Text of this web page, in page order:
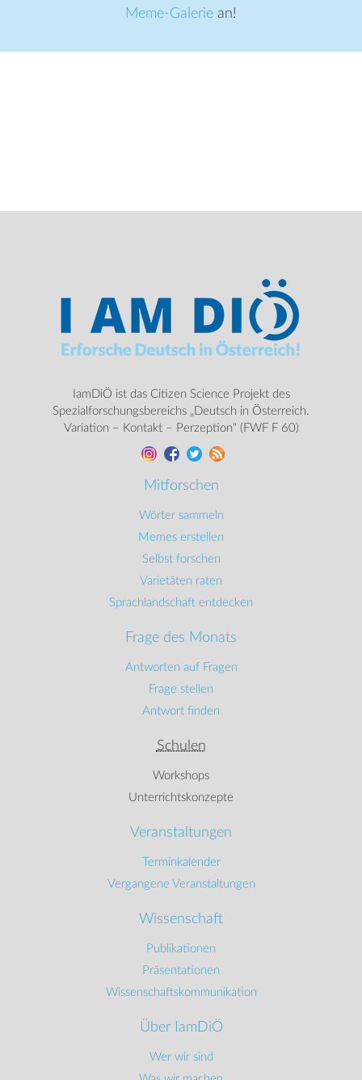
Meme-Galerie an!
IamDiÖ ist das Citizen Science Projekt des
Spezialforschungsbereichs „Deutsch in Österreich.
Variation – Kontakt – Perzeption“ (FWF F 60)
Mitforschen
Wörter sammeln
Memes erstellen
Selbst forschen
Varietäten raten
Sprachlandschaft entdecken
Frage des Monats
Antworten auf Fragen
Frage stellen
Antwort finden
Schulen
Workshops
Unterrichtskonzepte
Veranstaltungen
Terminkalender
Vergangene Veranstaltungen
Wissenschaft
Publikationen
Präsentationen
Wissenschaftskommunikation
Über IamDiÖ
Wer wir sind